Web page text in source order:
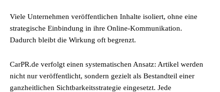
Viele Unternehmen veröffentlichen Inhalte isoliert, ohne eine
strategische Einbindung in ihre Online-Kommunikation.
Dadurch bleibt die Wirkung oft begrenzt.
CarPR.de verfolgt einen systematischen Ansatz: Artikel werden
nicht nur veröffentlicht, sondern gezielt als Bestandteil einer
ganzheitlichen Sichtbarkeitsstrategie eingesetzt. Jede